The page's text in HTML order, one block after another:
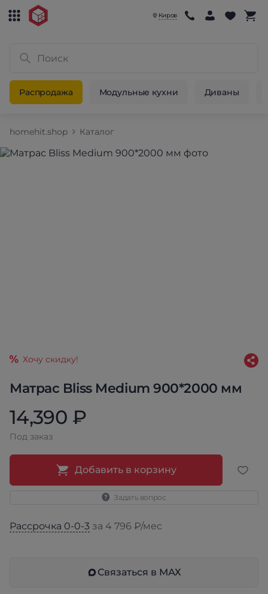
Киров
Распродажа Модульные кухни Диваны
homehit.shop Каталог
Матрас Bliss Medium 900*2000 мм
Хочу скидку!
14,390 ₽
Под заказ
Добавить в корзину
Задать вопрос
Рассрочка 0-0-3 за 4 796 ₽/мес
Связаться в МАХ